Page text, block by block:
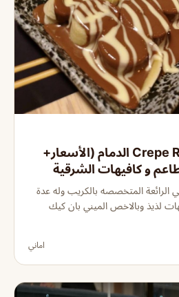
كافيه كريب رول Crepe Roll الدمام (الأسعار+
و كافيهات الشرقية
الرائعة المتخصصه بالكريب وله عدة
لذيذ وبالاخص الميني بان كيك
اماني